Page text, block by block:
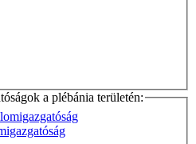
a plébánia területén: